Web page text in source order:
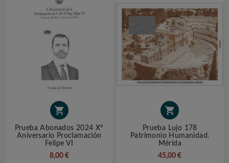

Prueba Abonados 2024 Xº
Aniversario Proclamación
Felipe VI
8,00 €

Prueba Lujo 178
Patrimonio Humanidad.
Mérida
45,00 €